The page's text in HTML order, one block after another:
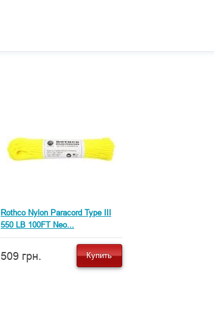
Rothco Nylon Paracord Type III
550 LB 100FT Neo...
509 грн. Купить